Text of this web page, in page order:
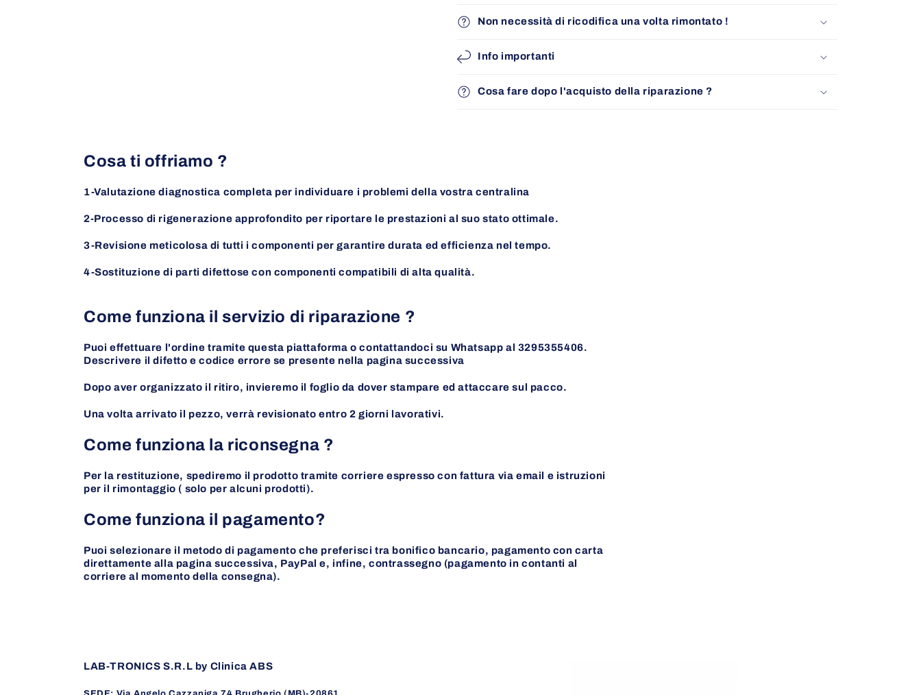
Non necessità di ricodifica una volta rimontato !
Info importanti
Cosa fare dopo l'acquisto della riparazione ?
Cosa ti offriamo ?
1-Valutazione diagnostica completa per individuare i problemi della vostra centralina
2-Processo di rigenerazione approfondito per riportare le prestazioni al suo stato ottimale.
3-Revisione meticolosa di tutti i componenti per garantire durata ed efficienza nel tempo.
4-Sostituzione di parti difettose con componenti compatibili di alta qualità.
Come funziona il servizio di riparazione ?
Puoi effettuare l'ordine tramite questa piattaforma o contattandoci su Whatsapp al 3295355406.
Descrivere il difetto e codice errore se presente nella pagina successiva
Dopo aver organizzato il ritiro, invieremo il foglio da dover stampare ed attaccare sul pacco.
Una volta arrivato il pezzo, verrà revisionato entro 2 giorni lavorativi.
Come funziona la riconsegna ?
Per la restituzione, spediremo il prodotto tramite corriere espresso con fattura via email e istruzioni
per il rimontaggio ( solo per alcuni prodotti).
Come funziona il pagamento?
Puoi selezionare il metodo di pagamento che preferisci tra bonifico bancario, pagamento con carta
direttamente alla pagina successiva, PayPal e, infine, contrassegno (pagamento in contanti al
corriere al momento della consegna).
LAB-TRONICS S.R.L by Clinica ABS